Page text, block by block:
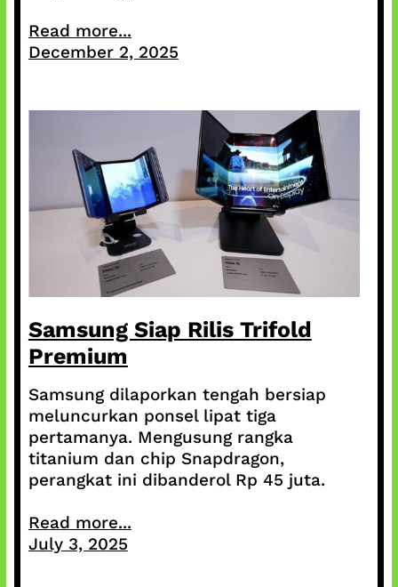
Read more...
December 2, 2025
Samsung Siap Rilis Trifold
Premium
Samsung dilaporkan tengah bersiap
meluncurkan ponsel lipat tiga
pertamanya. Mengusung rangka
titanium dan chip Snapdragon,
perangkat ini dibanderol Rp 45 juta.
Read more...
July 3, 2025